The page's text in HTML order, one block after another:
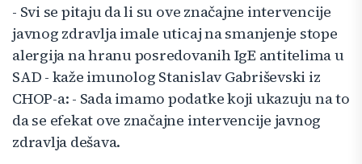
- Svi se pitaju da li su ove značajne intervencije
javnog zdravlja imale uticaj na smanjenje stope
alergija na hranu posredovanih IgE antitelima u
SAD - kaže imunolog Stanislav Gabriševski iz
CHOP-a: - Sada imamo podatke koji ukazuju na to
da se efekat ove značajne intervencije javnog
zdravlja dešava.